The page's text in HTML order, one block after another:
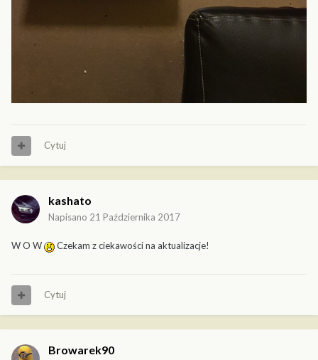
Cytuj
kashato
Napisano 21 Października 2017
W O W Czekam z ciekawości na aktualizacje!
Cytuj
Browarek90